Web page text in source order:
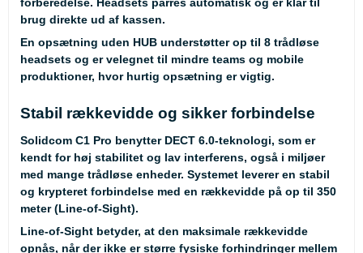
brug direkte ud af kassen.
En opsætning uden HUB understøtter op til 8 trådløse
headsets og er velegnet til mindre teams og mobile
produktioner, hvor hurtig opsætning er vigtig.
Stabil rækkevidde og sikker forbindelse
Solidcom C1 Pro benytter DECT 6.0-teknologi, som er
kendt for høj stabilitet og lav interferens, også i miljøer
med mange trådløse enheder. Systemet leverer en stabil
og krypteret forbindelse med en rækkevidde på op til 350
meter (Line-of-Sight).
Line-of-Sight betyder, at den maksimale rækkevidde
opnås, når der ikke er større fysiske forhindringer mellem